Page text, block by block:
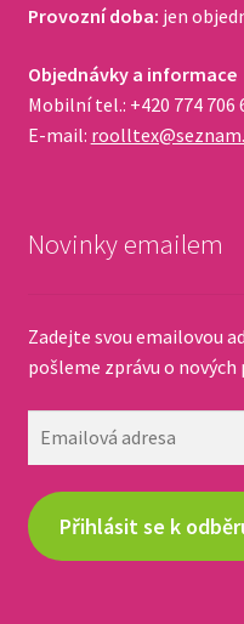
Provozní doba: jen
Objednávky a informace
Mobilní tel.: +420 774 706
E-mail:
Novinky emailem
Zadejte svou emailovou
pošleme zprávu o nových
Přihlásit se k